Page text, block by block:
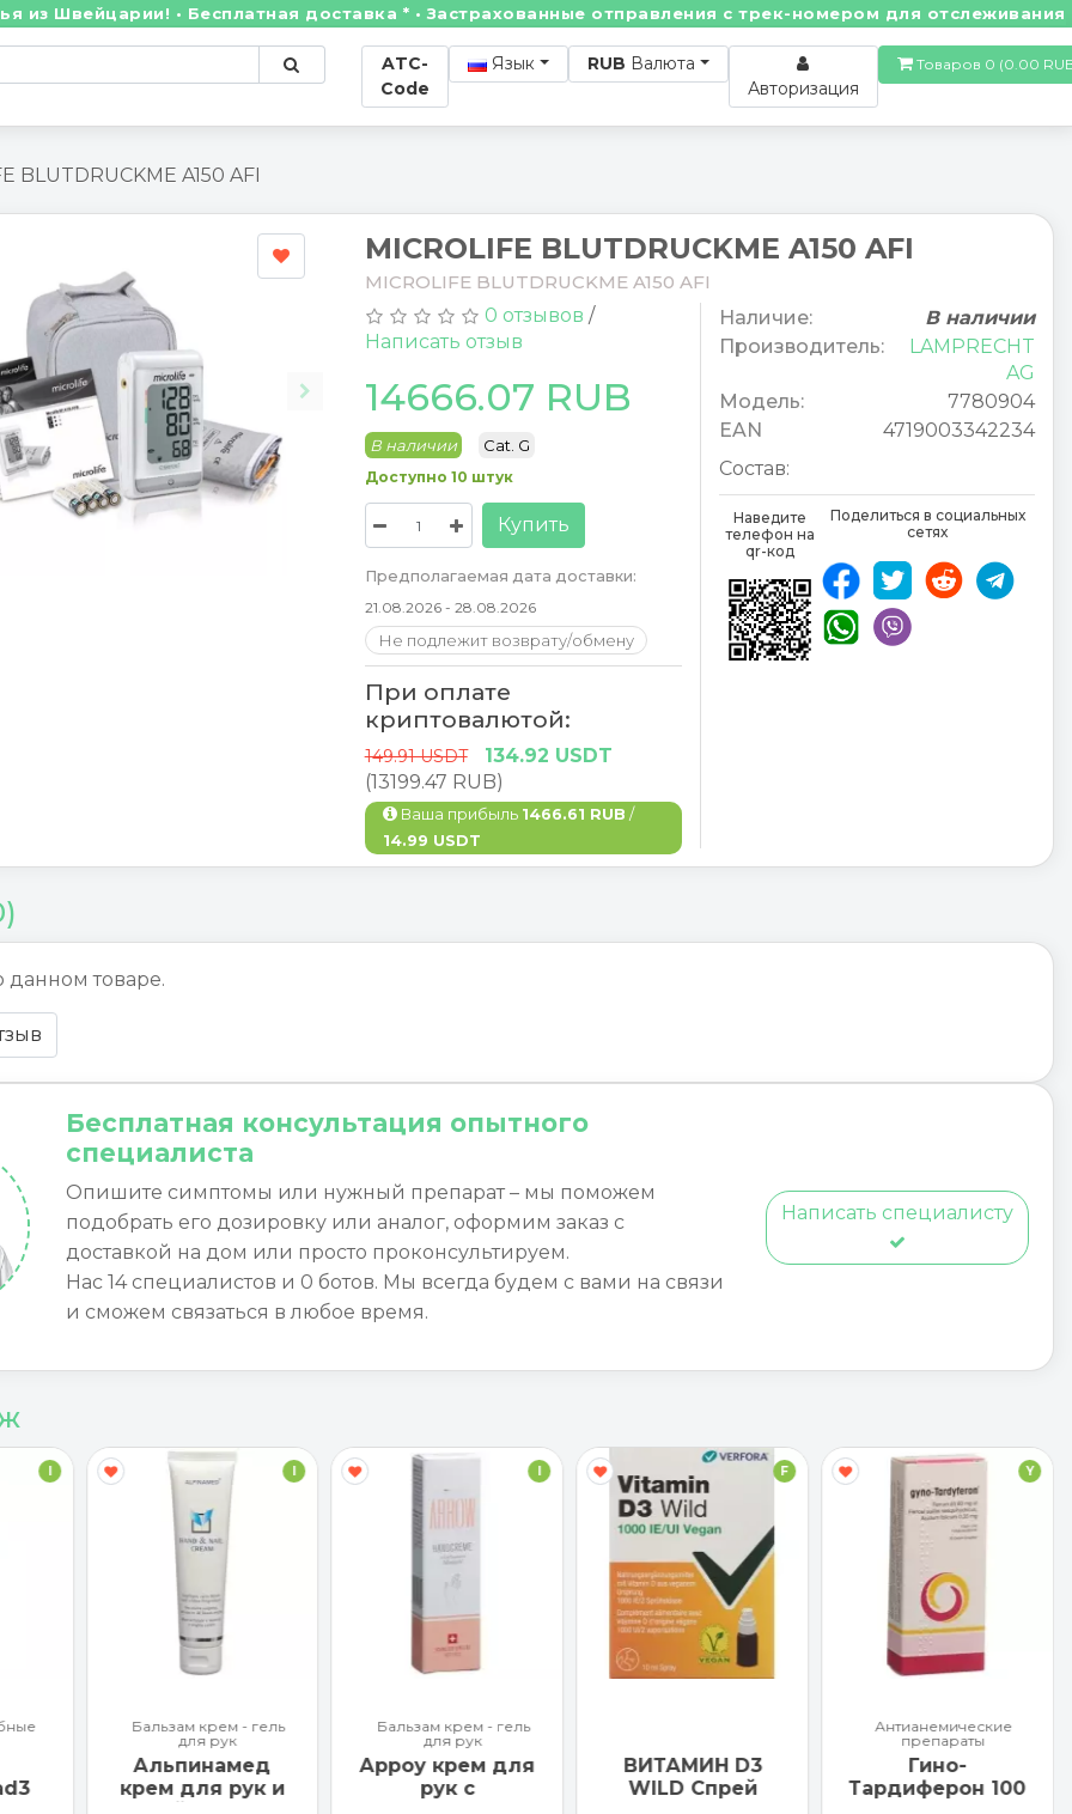
• Бесплатная доставка * • Застрахованные отправления с трек-номером для отслеживания!
ATC-
Code
Язык RUB Валюта
Авторизация
Товаров 0
BLUTDRUCKME A150 AFI
MICROLIFE BLUTDRUCKME A150 AFI
MICROLIFE BLUTDRUCKME A150 AFI
0 отзывов /
Написать отзыв
14666.07 RUB
В наличии Cat. G
Доступно 10 штук
Купить
Предполагаемая дата доставки:
21.08.2026 - 28.08.2026
Не подлежит возврату/обмену
При оплате
криптовалютой:
149.91 USDT
134.92 USDT
(13199.47 RUB)
Ваша прибыль 1466.61 RUB /
14.99 USDT
Наличие:
В наличии
Производитель:
LAMPRECHT
AG
Модель:
7780904
EAN
4719003342234
Состав:
Наведите
телефон на
qr-код
Поделиться в социальных
сетях
данном товаре.
Бесплатная консультация опытного
специалиста
Опишите симптомы или нужный препарат – мы поможем
подобрать его дозировку или аналог, оформим заказ с
доставкой на дом или просто проконсультируем.
Нас 14 специалистов и 0 ботов. Мы всегда будем с вами на связи
и сможем связаться в любое время.
Написать специалисту
I I
Бальзам крем - гель
для рук
Альпинамед
крем для рук и
I
Бальзам крем - гель
для рук
Арроу крем для
рук с
F
ВИТАМИН D3
WILD Спрей
Y
Антианемические
препараты
Гино-
Тардиферон 100